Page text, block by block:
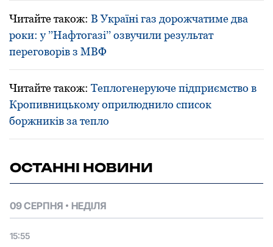
Читайте також: В Україні газ дорожчатиме два
роки: у ’’Нафтогазі’’ озвучили результат
переговорів з МВФ
Читайте також: Теплогенеруюче підприємство в
Кропивницькому оприлюднило список
боржників за тепло
ОСТАННІ НОВИНИ
09 СЕРПНЯ НЕДІЛЯ
15:55